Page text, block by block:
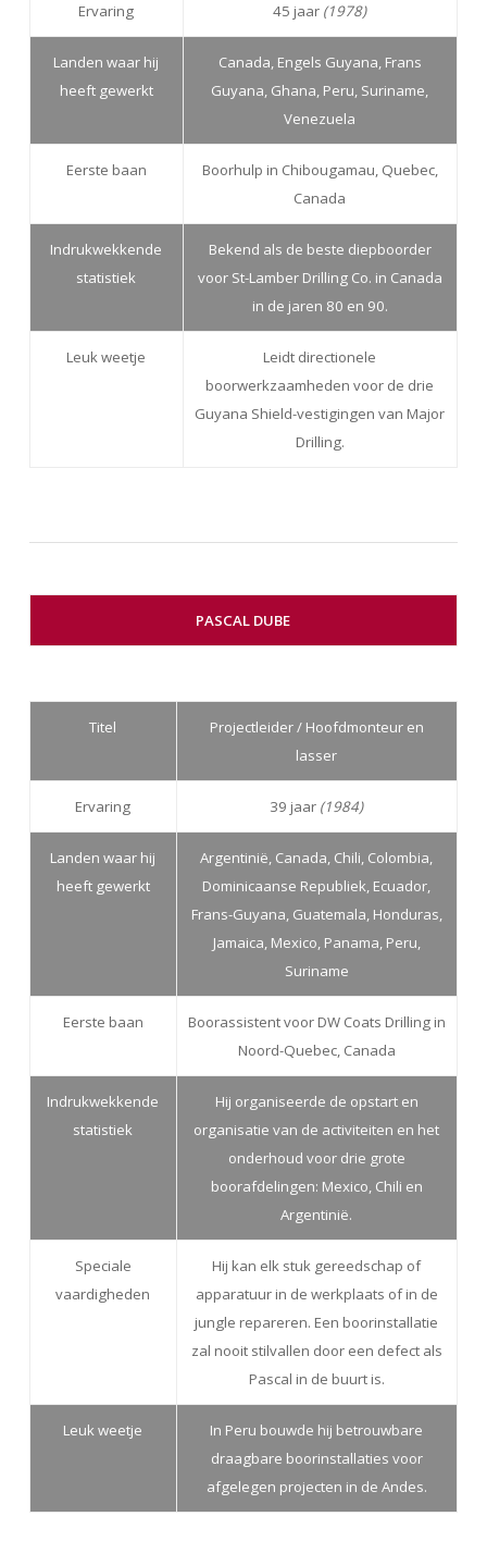
Ervaring 45 jaar (1978)
Landen waar hij
heeft gewerkt
Canada, Engels Guyana, Frans
Guyana, Ghana, Peru, Suriname,
Venezuela
Eerste baan
Boorhulp in Chibougamau, Quebec,
Canada
Indrukwekkende
statistiek
Bekend als de beste diepboorder
voor St-Lamber Drilling Co. in Canada
in de jaren 80 en 90.
Leuk weetje
Leidt directionele
boorwerkzaamheden voor de drie
Guyana Shield-vestigingen van Major
Drilling.
PASCAL DUBE
Titel
Projectleider / Hoofdmonteur en
lasser
Ervaring 39 jaar (1984)
Landen waar hij
heeft gewerkt
Argentinië, Canada, Chili, Colombia,
Dominicaanse Republiek, Ecuador,
Frans-Guyana, Guatemala, Honduras,
Jamaica, Mexico, Panama, Peru,
Suriname
Eerste baan
Boorassistent voor DW Coats Drilling in
Noord-Quebec, Canada
Indrukwekkende
statistiek
Hij organiseerde de opstart en
organisatie van de activiteiten en het
onderhoud voor drie grote
boorafdelingen: Mexico, Chili en
Argentinië.
Speciale
vaardigheden
Hij kan elk stuk gereedschap of
apparatuur in de werkplaats of in de
jungle repareren. Een boorinstallatie
zal nooit stilvallen door een defect als
Pascal in de buurt is.
Leuk weetje
In Peru bouwde hij betrouwbare
draagbare boorinstallaties voor
afgelegen projecten in de Andes.